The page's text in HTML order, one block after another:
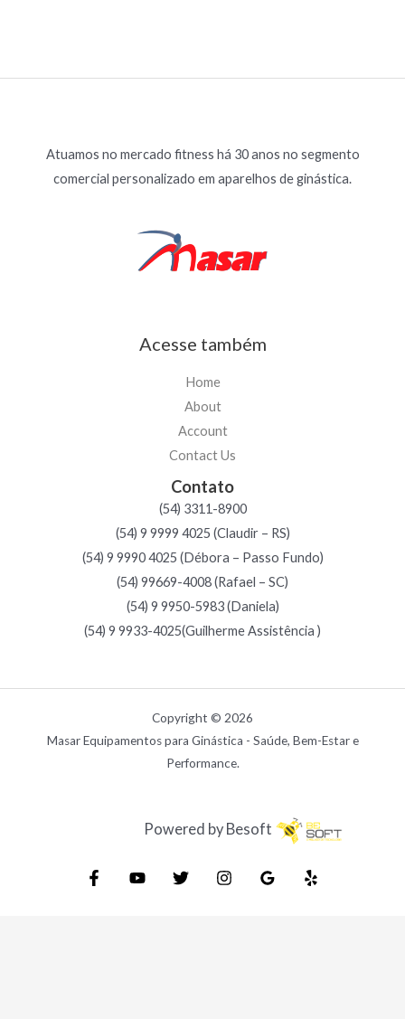
Atuamos no mercado fitness há 30 anos no segmento
comercial personalizado em aparelhos de ginástica.
Acesse também
Home
About
Account
Contact Us
Contato
(54) 3311-8900
(54) 9 9999 4025 (Claudir – RS)
(54) 9 9990 4025 (Débora – Passo Fundo)
(54) 99669-4008 (Rafael – SC)
(54) 9 9950-5983 (Daniela)
(54) 9 9933-4025(Guilherme Assistência )
Copyright © 2026
Masar Equipamentos para Ginástica - Saúde, Bem-Estar e
Performance.
Powered by Besoft